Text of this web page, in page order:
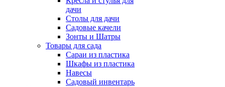
дачи
Столы для дачи
Садовые качели
Зонты и Шатры
Товары для сада
Сараи из пластика
Шкафы из пластика
Навесы
Садовый инвентарь